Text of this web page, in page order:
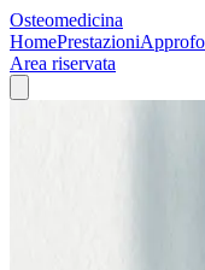
Osteomedicina
HomePrestazioni
Area riservata